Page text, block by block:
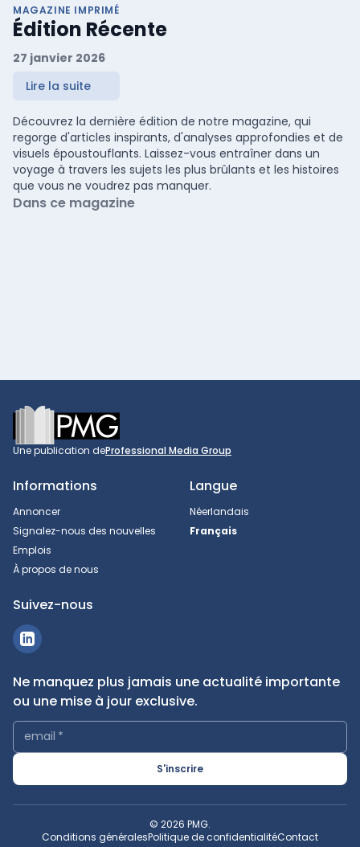
MAGAZINE IMPRIMÉ
Édition Récente
27 janvier 2026
Lire la suite
Découvrez la dernière édition de notre magazine, qui
regorge d'articles inspirants, d'analyses approfondies et de
visuels époustouflants. Laissez-vous entraîner dans un
voyage à travers les sujets les plus brûlants et les histoires
que vous ne voudrez pas manquer.
Dans ce magazine
Footer
Une publication deProfessional Media Group
Informations
Annoncer
Signalez-nous des nouvelles
Emplois
À propos de nous
Langue
Néerlandais
Français
Suivez-nous
Ne manquez plus jamais une actualité importante
ou une mise à jour exclusive.
email *
S'inscrire
© 2026 PMG.
Conditions généralesPolitique de confidentialitéContact